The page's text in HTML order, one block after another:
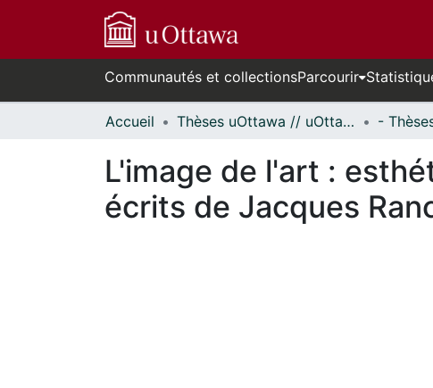
Communautés et collectionsParcourir
Accueil Thèses uOttawa // uOttawa Theses
L'image de l'art :
écrits de Jacques